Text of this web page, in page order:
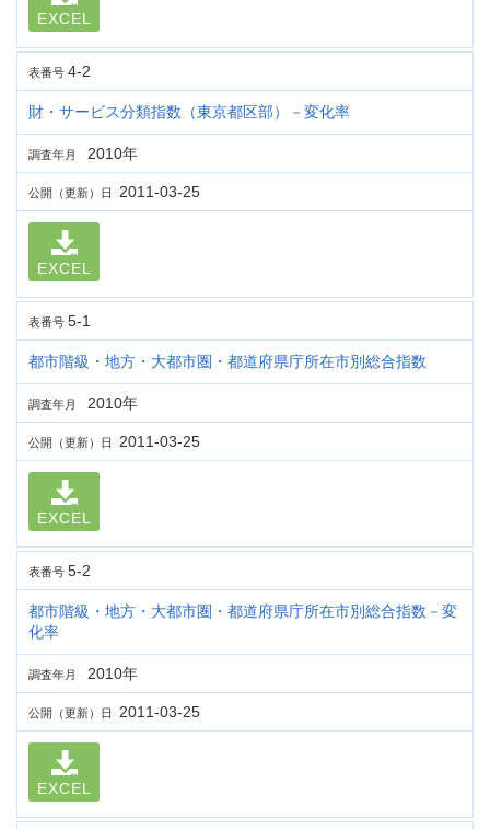
EXCEL
表番号 4-2
財・サービス分類指数（東京都区部）－変化率
調査年月 2010年
公開（更新）日 2011-03-25
EXCEL
表番号 5-1
都市階級・地方・大都市圏・都道府県庁所在市別総合指数
調査年月 2010年
公開（更新）日 2011-03-25
EXCEL
表番号 5-2
都市階級・地方・大都市圏・都道府県庁所在市別総合指数－変
化率
調査年月 2010年
公開（更新）日 2011-03-25
EXCEL